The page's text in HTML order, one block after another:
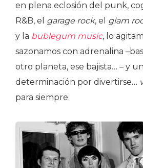
en plena eclosión del punk,
R&B, el garage rock, el glam
y la bublegum music, lo
sazonamos con adrenalina
otro planeta, ese bajista… – y
determinación por divertirse…
para siempre.